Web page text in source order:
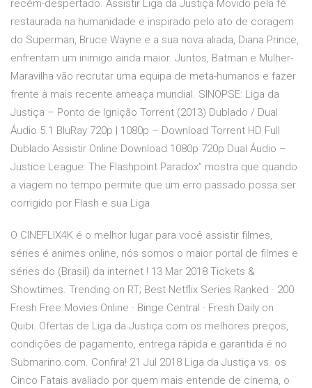
recém-despertado. Assistir Liga da Justiça Movido pela fé
restaurada na humanidade e inspirado pelo ato de coragem
do Superman, Bruce Wayne e a sua nova aliada, Diana Prince,
enfrentam um inimigo ainda maior. Juntos, Batman e Mulher-
Maravilha vão recrutar uma equipa de meta-humanos e fazer
frente à mais recente ameaça mundial. SINOPSE: Liga da
Justiça – Ponto de Ignição Torrent (2013) Dublado / Dual
Áudio 5.1 BluRay 720p | 1080p – Download Torrent HD Full
Dublado Assistir Online Download 1080p 720p Dual Áudio –
Justice League: The Flashpoint Paradox” mostra que quando
a viagem no tempo permite que um erro passado possa ser
corrigido por Flash e sua Liga
O CINEFLIX4K é o melhor lugar para você assistir filmes,
séries é animes online, nós somos o maior portal de filmes e
séries do (Brasil) da internet ! 13 Mar 2018 Tickets &
Showtimes. Trending on RT; Best Netflix Series Ranked · 200
Fresh Free Movies Online · Binge Central · Fresh Daily on
Quibi. Ofertas de Liga da Justiça com os melhores preços,
condições de pagamento, entrega rápida e garantida é no
Submarino.com. Confira! 21 Jul 2018 Liga da Justiça vs. os
Cinco Fatais avaliado por quem mais entende de cinema, o